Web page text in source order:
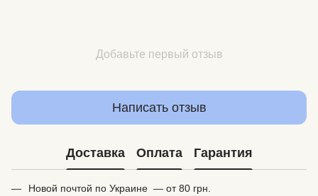
Добавьте первый отзыв
Написать отзыв
Доставка Оплата Гарантия
Новой почтой по Украине — от 80 грн.